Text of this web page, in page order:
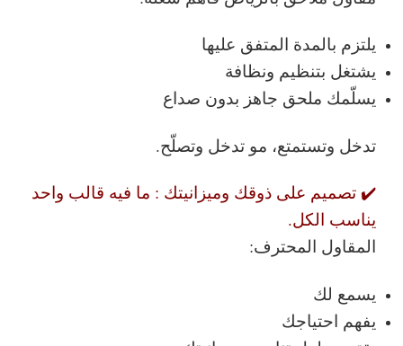
يلتزم بالمدة المتفق عليها
يشتغل بتنظيم ونظافة
يسلّمك ملحق جاهز بدون صداع
تدخل وتستمتع، مو تدخل وتصلّح.
✔️ تصميم على ذوقك وميزانيتك : ما فيه قالب واحد
يناسب الكل.
المقاول المحترف:
يسمع لك
يفهم احتياجك